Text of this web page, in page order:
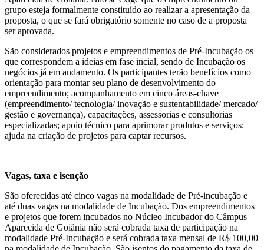
grupo esteja formalmente constituído ao realizar a apresentação da
proposta, o que se fará obrigatório somente no caso de a proposta
ser aprovada.
São considerados projetos e empreendimentos de Pré-Incubação os
que correspondem a ideias em fase incial, sendo de Incubação os
negócios já em andamento. Os participantes terão benefícios como
orientação para montar seu plano de desenvolvimento do
empreendimento; acompanhamento em cinco áreas-chave
(empreendimento/ tecnologia/ inovação e sustentabilidade/ mercado/
gestão e governança), capacitações, assessorias e consultorias
especializadas; apoio técnico para aprimorar produtos e serviços;
ajuda na criação de projetos para captar recursos.
Vagas, taxa e isenção
São oferecidas até cinco vagas na modalidade de Pré-incubação e
até duas vagas na modalidade de Incubação. Dos empreendimentos
e projetos que forem incubados no Núcleo Incubador do Câmpus
Aparecida de Goiânia não será cobrada taxa de participação na
modalidade Pré-Incubação e será cobrada taxa mensal de R$ 100,00